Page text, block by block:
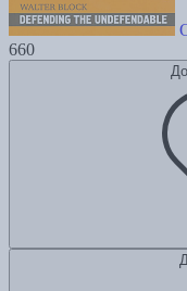
660